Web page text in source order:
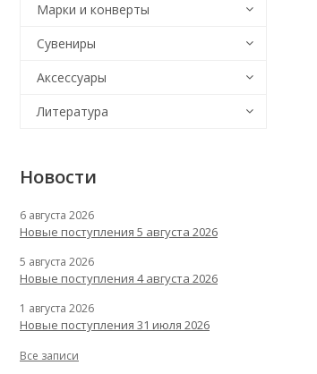
Марки и конверты
Сувениры
Аксессуары
Литература
Новости
6 августа 2026
Новые поступления 5 августа 2026
5 августа 2026
Новые поступления 4 августа 2026
1 августа 2026
Новые поступления 31 июля 2026
Все записи